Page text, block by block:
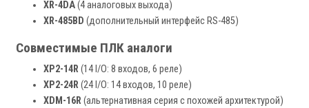
XR-4DA(4 аналоговых выхода)
XR-485BD (дополнительный интерфейс RS-485)
Совместимые ПЛК аналоги
XP2-14R (14 I/O: 8 входов, 6 реле)
XP2-24R (24 I/O: 14 входов, 10 реле)
XDM-16R (альтернативная серия с похожей архитектурой)